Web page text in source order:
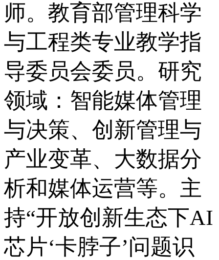
师。教育部管理科学
与工程类专业教学指
导委员会委员。研究
领域：智能媒体管理
与决策、创新管理与
产业变革、大数据分
析和媒体运营等。主
持“开放创新生态下AI
芯片‘卡脖子’问题识